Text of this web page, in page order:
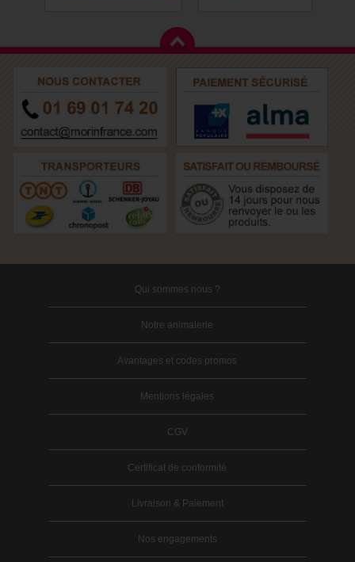
Qui sommes nous ?
Notre animalerie
Avantages et codes promos
Mentions légales
CGV
Certificat de conformité
Livraison & Paiement
Nos engagements